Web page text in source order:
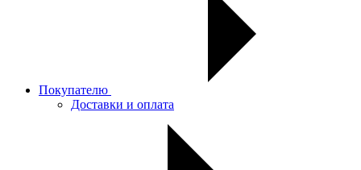
Покупателю
Доставки и оплата